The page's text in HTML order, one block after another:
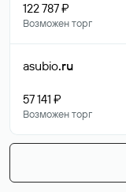
122 787 ₽
Возможен торг
asubio.ru
57 141 ₽
Возможен торг